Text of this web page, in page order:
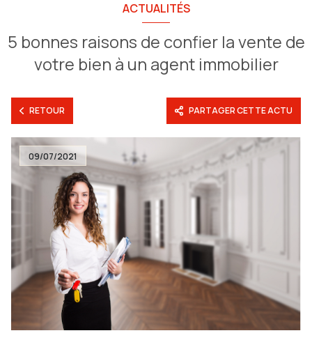
ACTUALITÉS
5 bonnes raisons de confier la vente de
votre bien à un agent immobilier
RETOUR PARTAGER CETTE ACTU
09/07/2021